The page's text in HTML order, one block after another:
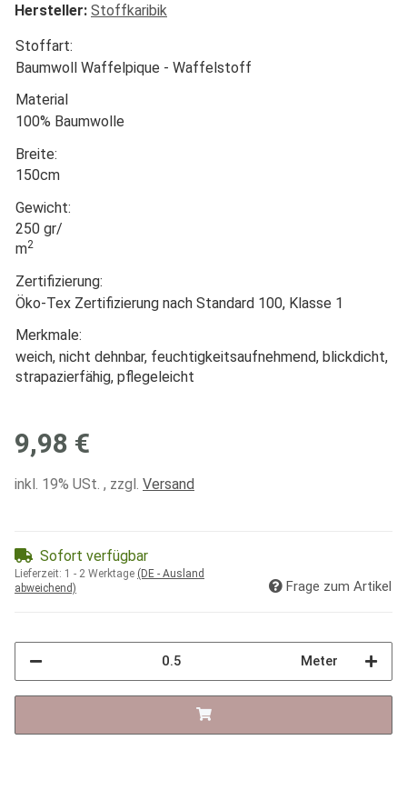
Hersteller: Stoffkaribik
Stoffart:
Baumwoll Waffelpique - Waffelstoff
Material
100% Baumwolle
Breite:
150cm
Gewicht:
250 gr/
m2
Zertifizierung:
Öko-Tex Zertifizierung nach Standard 100, Klasse 1
Merkmale:
weich, nicht dehnbar, feuchtigkeitsaufnehmend, blickdicht,
strapazierfähig, pflegeleicht
9,98 €
inkl. 19% USt. , zzgl. Versand
Sofort verfügbar
Lieferzeit: 1 - 2 Werktage (DE - Ausland
abweichend)
Frage zum Artikel
Meter